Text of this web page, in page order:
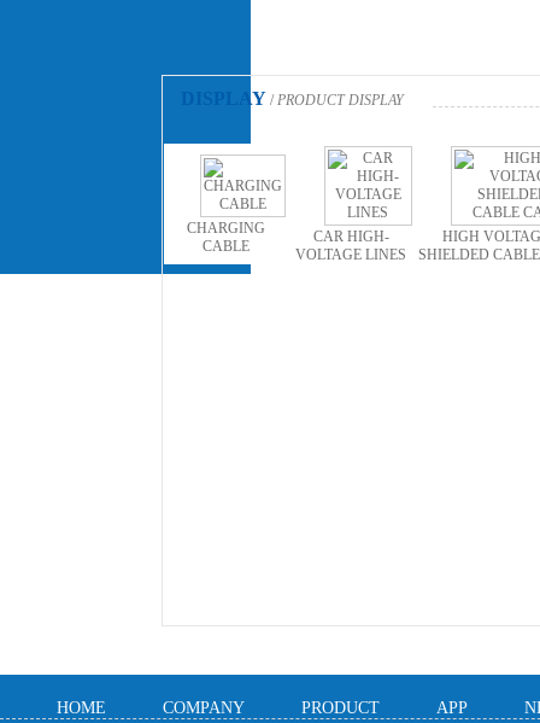
DISPLAY /PRODUCT DISPLAY
CHARGING
CABLE
CAR HIGH-
VOLTAGE LINES
HIGH
SHIELDED
HOME COMPANY PRODUCT APP